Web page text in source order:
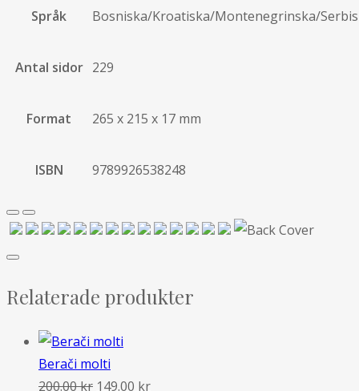
Språk Bosniska/Kroatiska/Montenegrinska/
Antal sidor 229
Format 265 x 215 x 17 mm
ISBN 9789926538248
Relaterade produkter
Berači molti
200.00kr Det
149.00 krDet